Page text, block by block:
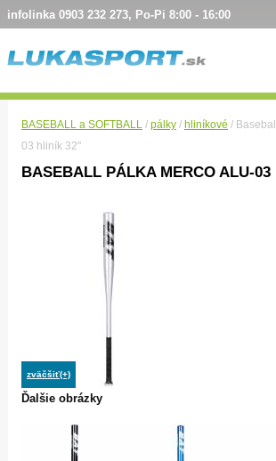
infolinka 0903 232 273, Po-Pi 8:00 - 16:00
BASEBALL a SOFTBALL / pálky / hliníkové /
03 hliník 32"
BASEBALL PÁLKA MERCO ALU-03
zväčšiť(+)
Ďalšie obrázky